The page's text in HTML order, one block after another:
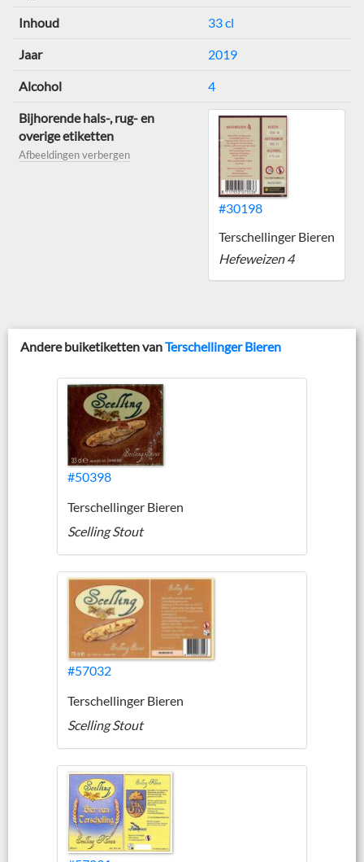
Inhoud 33 cl
Jaar 2019
Alcohol 4
Bijhorende hals-, rug- en
overige etiketten
Afbeeldingen verbergen
#30198
Terschellinger Bieren
Hefeweizen 4
Andere buiketiketten vanTerschellinger Bieren
#50398
Terschellinger Bieren
Scelling Stout
#57032
Terschellinger Bieren
Scelling Stout